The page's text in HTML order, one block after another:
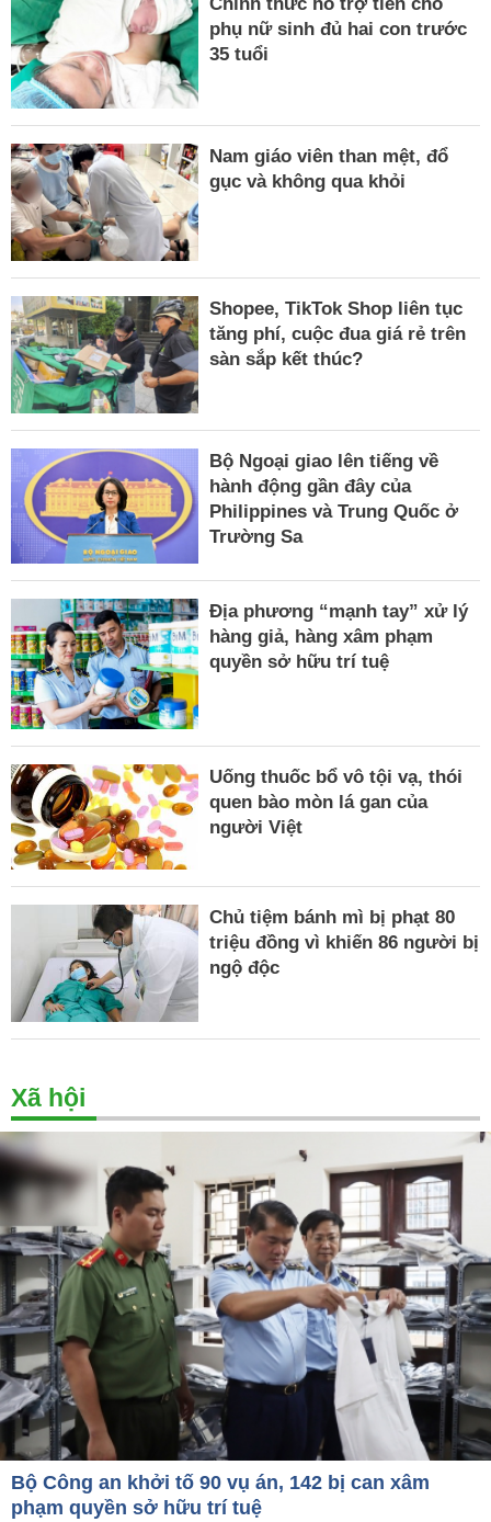
phụ nữ sinh đủ hai con trước
35 tuổi
Nam giáo viên than mệt, đổ
gục và không qua khỏi
Shopee, TikTok Shop liên tục
tăng phí, cuộc đua giá rẻ trên
sàn sắp kết thúc?
Bộ Ngoại giao lên tiếng về
hành động gần đây của
Philippines và Trung Quốc ở
Trường Sa
Địa phương “mạnh tay” xử lý
hàng giả, hàng xâm phạm
quyền sở hữu trí tuệ
Uống thuốc bổ vô tội vạ, thói
quen bào mòn lá gan của
người Việt
Chủ tiệm bánh mì bị phạt 80
triệu đồng vì khiến 86 người bị
ngộ độc
Xã hội
Bộ Công an khởi tố 90 vụ án, 142 bị can xâm
phạm quyền sở hữu trí tuệ